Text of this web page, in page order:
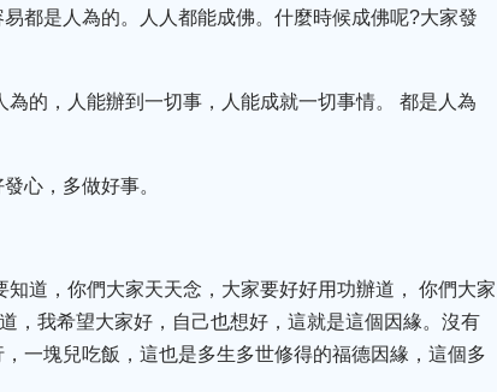
都是人為的。人人都能成佛。什麼時候成佛呢?大家發
的，人能辦到一切事，人能成就一切事情。 都是人為
心，多做好事。
道，你們大家天天念，大家要好好用功辦道， 你們大家
，我希望大家好，自己也想好，這就是這個因緣。沒有
一塊兒吃飯，這也是多生多世修得的福德因緣，這個多